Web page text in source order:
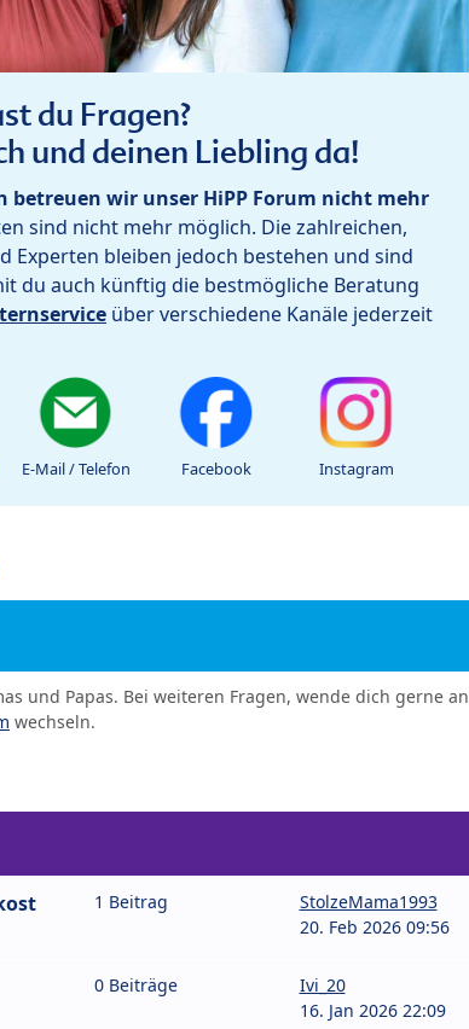
du Fragen?
und deinen Liebling da!
betreuen wir unser HiPP Forum nicht mehr
sind nicht mehr möglich. Die zahlreichen,
Experten bleiben jedoch bestehen und sind
du auch künftig die bestmögliche Beratung
über verschiedene Kanäle jederzeit
E-Mail / Telefon Facebook Instagram
und Papas. Bei weiteren Fragen, wende dich gerne an
wechseln.
1 Beitrag
StolzeMama1993
20. Feb 2026 09:56
0 Beiträge
Ivi_20
16. Jan 2026 22:09